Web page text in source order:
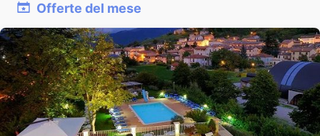
Offerte del mese